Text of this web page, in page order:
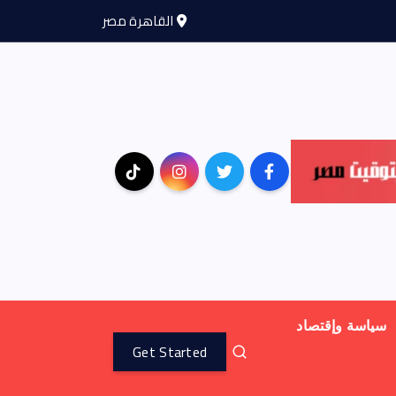
القاهرة مصر
سياسة وإقتصاد
Get Started